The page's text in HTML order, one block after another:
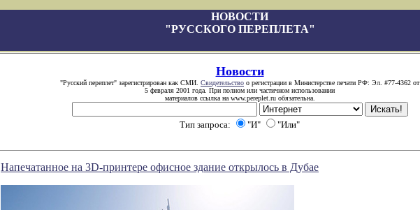
НОВОСТИ
"РУССКОГО ПЕРЕПЛЕТА"
Новости
"Русский переплет" зарегистрирован как СМИ. Свидетельство о регистрации в Министерстве печати РФ: Эл. #77-4362 от
5 февраля 2001 года. При полном или частичном использовании
материалов ссылка на www.pereplet.ru обязательна.
Тип запроса: "И" "Или"
Напечатанное на 3D-принтере офисное здание открылось в Дубае